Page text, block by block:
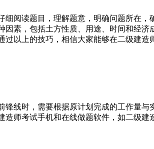
阅读题目，理解题意，明确问题所在
素，包括土方性质、用途、时间和经
以上的技巧，相信大家能够在二级建造
线时，需要根据原计划完成的工作量
师考试手机和在线做题软件，如二级